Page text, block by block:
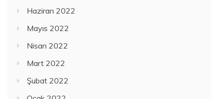
Haziran 2022
Mayıs 2022
Nisan 2022
Mart 2022
Şubat 2022